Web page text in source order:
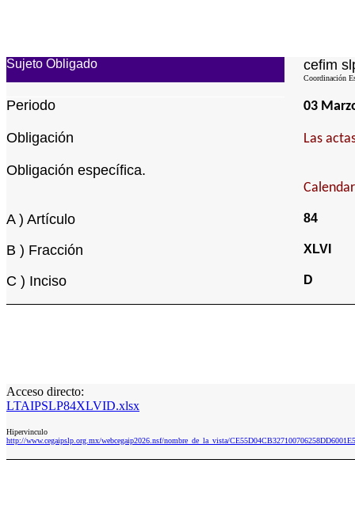
Sujeto Obligado cefim
Coordinación
Periodo 03
Obligación Las
Obligación específica.
A ) Artículo 84
B ) Fracción XLVI
C ) Inciso D
Acceso directo:
LTAIPSLP84XLVID.xlsx
Hipervinculo
http://www.cegaipslp.org.mx/webcegaip2026.nsf/nombre_de_la_vista/